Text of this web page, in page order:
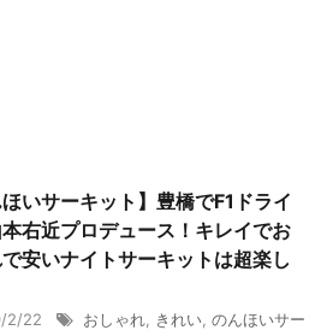
ほいサーキット】豊橋でF1ドライ
右近プロデュース！キレイでお
安いナイトサーキットは超楽し
2/22 おしゃれ きれい のんほいサー